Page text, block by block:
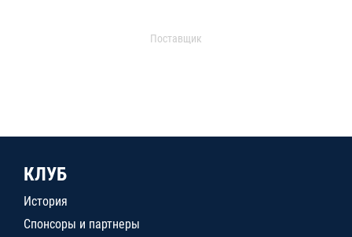
Поставщик
КЛУБ
История
Спонсоры и партнеры